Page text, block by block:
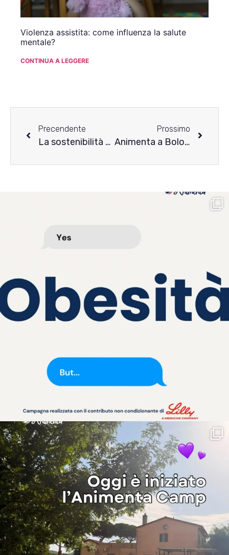
Violenza assistita: come influenza la salute
mentale?
CONTINUA A LEGGERE
Precendente
La sostenibilità è anche sociale – fare attività di CSR con Animenta
Prossimo
Animenta a Bologna: punto d’ascolto per i disturbi alimentari